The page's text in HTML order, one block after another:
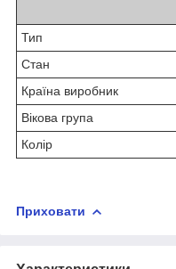
Тип
Стан
Країна виробник
Вікова група
Колір
Приховати